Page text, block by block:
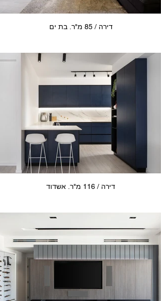
דירה / 85 מ"ר. בת ים
דירה / 116 מ"ר. אשדוד